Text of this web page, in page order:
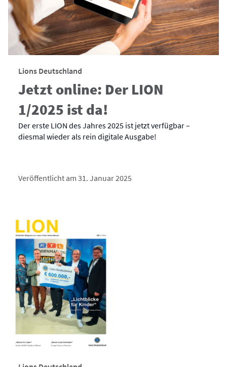
Lions Deutschland
Jetzt online: Der LION
1/2025 ist da!
Der erste LION des Jahres 2025 ist jetzt verfügbar –
diesmal wieder als rein digitale Ausgabe!
Veröffentlicht am 31. Januar 2025